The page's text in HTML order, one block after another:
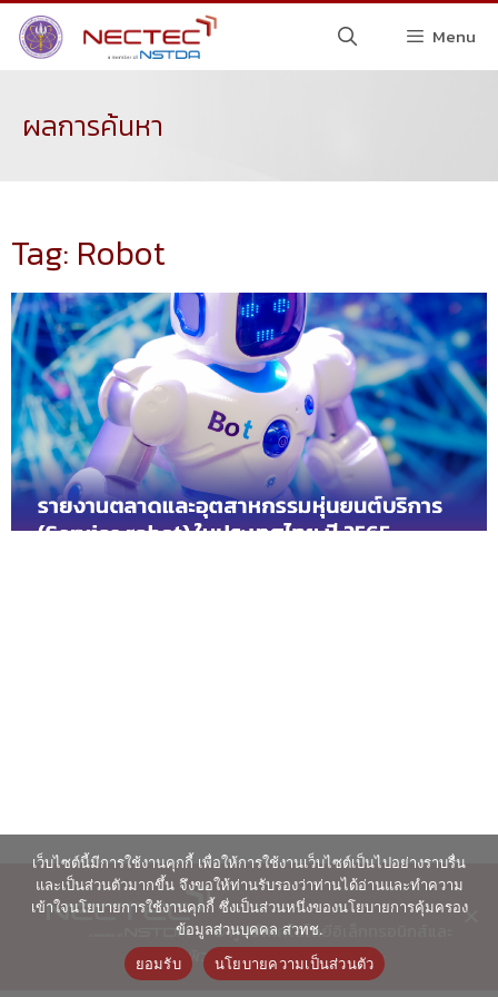
Menu
ผลการค้นหา
Tag: Robot
© ศูนย์เทคโนโลยีอิเล็กทรอนิกส์และ
คอมพิวเตอร์แห่งชาติ 2563
เว็บไซต์นี้มีการใช้งานคุกกี้ เพื่อให้การใช้งานเว็บไซต์เป็นไปอย่างราบรื่น
และเป็นส่วนตัวมากขึ้น จึงขอให้ท่านรับรองว่าท่านได้อ่านและทำความ
เข้าใจนโยบายการใช้งานคุกกี้ ซึ่งเป็นส่วนหนึ่งของนโยบายการคุ้มครอง
ข้อมูลส่วนบุคคล สวทช.
ยอมรับ
นโยบายความเป็นส่วนตัว